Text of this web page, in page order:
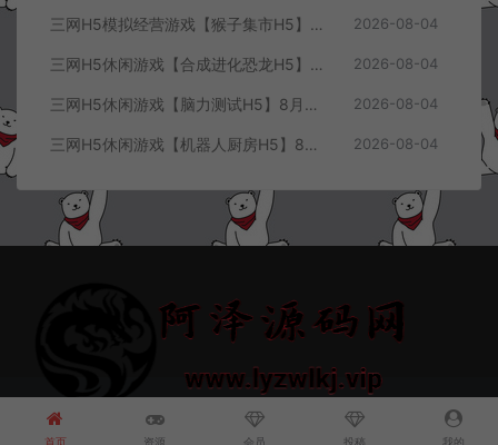
三网H5模拟经营游戏【猴子集市H5】8月最新整理Linux手工服务端+Win一键服务端+解压即玩+简易安卓客户端+详细搭建教程 2026-08-04
三网H5休闲游戏【合成进化恐龙H5】8月最新整理Linux手工服务端+Win一键服务端+解压即玩+简易安卓客户端+详细搭建教程 2026-08-04
三网H5休闲游戏【脑力测试H5】8月最新整理Linux手工服务端+Win一键服务端+解压即玩+简易安卓客户端+详细搭建教程 2026-08-04
三网H5休闲游戏【机器人厨房H5】8月最新整理Linux手工服务端+Win一键服务端+解压即玩+简易安卓客户端+详细搭建教程 2026-08-04
© 2021~2026 阿泽源码网 www.lyzwlkj.vip 冷雨泽
豫
ICP备2022000516号-1